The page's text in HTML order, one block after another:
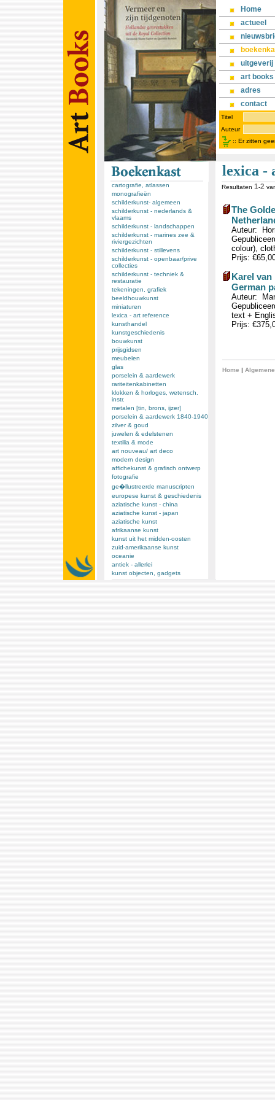
Home
actueel
uitgeverij
art books
adres
contact
Titel
Auteur
:: Er zitten
cartografie, atlassen
monografieën
schilderkunst- algemeen
schilderkunst - nederlands &
vlaams
schilderkunst - landschappen
schilderkunst - marines zee &
riviergezichten
schilderkunst - stillevens
schilderkunst - openbaar/prive
collecties
schilderkunst - techniek &
restauratie
tekeningen, grafiek
beeldhouwkunst
miniaturen
lexica - art reference
kunsthandel
kunstgeschiedenis
bouwkunst
prijsgidsen
meubelen
glas
porselein & aardewerk
rariteitenkabinetten
klokken & horloges, wetensch.
instr.
metalen [tin, brons, ijzer]
porselein & aardewerk 1840-1940
zilver & goud
juwelen & edelstenen
textilia & mode
art nouveau/ art deco
modern design
affichekunst & grafisch ontwerp
fotografie
ge�llustreerde manuscripten
europese kunst & geschiedenis
aziatische kunst - china
aziatische kunst - japan
aziatische kunst
afrikaanse kunst
kunst uit het midden-oosten
zuid-amerikaanse kunst
oceanie
antiek - allerlei
kunst objecten, gadgets
lexica -
Resultaten 1-2
The
Auteur:
colour),
Prijs:
Karel
German
Auteur:
text +
Prijs:
Home |